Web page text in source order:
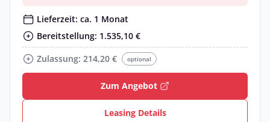
Lieferzeit: ca. 1 Monat
Bereitstellung: 1.535,10 €
Zulassung: 214,20 €
optional
Zum Angebot
Leasing Details